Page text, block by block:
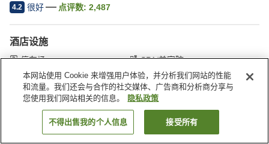
4.2 很好 点评数: 2,487
酒店设施
停车场
SPA/美容院
自动售货机
付费洗衣房
首页 日本 熊本县 熊本 熊本银座通赞颂酒店
搜索客房
本网站使用 Cookie 来增强用户体验，并分析我们网站的性能
和流量。我们还会与合作的社交媒体、广告商和分析商分享与
您使用我们网站相关的信息。
隐私政策
不得出售我的个人信息 接受所有